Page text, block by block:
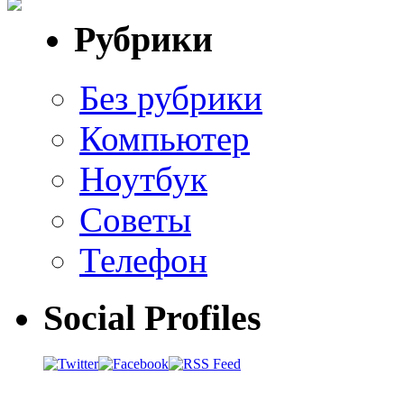
Рубрики
Без рубрики
Компьютер
Ноутбук
Советы
Телефон
Social Profiles